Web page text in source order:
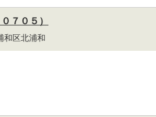
７０５）
和区北浦和